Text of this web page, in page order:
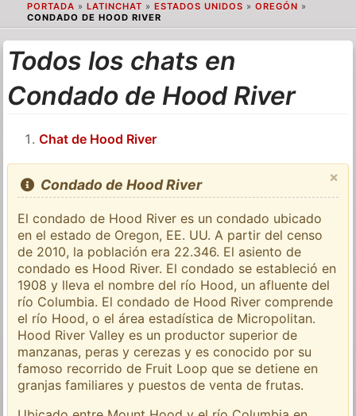
PORTADA » LATINCHAT » ESTADOS UNIDOS » OREGÓN »
CONDADO DE HOOD RIVER
Todos los chats en
Condado de Hood River
Chat de Hood River
×
Condado de Hood River
El condado de Hood River es un condado ubicado
en el estado de Oregon, EE. UU. A partir del censo
de 2010, la población era 22.346. El asiento de
condado es Hood River. El condado se estableció en
1908 y lleva el nombre del río Hood, un afluente del
río Columbia. El condado de Hood River comprende
el río Hood, o el área estadística de Micropolitan.
Hood River Valley es un productor superior de
manzanas, peras y cerezas y es conocido por su
famoso recorrido de Fruit Loop que se detiene en
granjas familiares y puestos de venta de frutas.